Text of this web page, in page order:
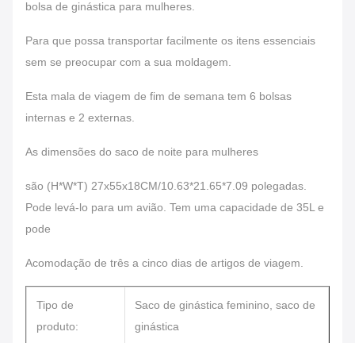
bolsa de ginástica para mulheres.
Para que possa transportar facilmente os itens essenciais
sem se preocupar com a sua moldagem.
Esta mala de viagem de fim de semana tem 6 bolsas
internas e 2 externas.
As dimensões do saco de noite para mulheres
são (H*W*T) 27x55x18CM/10.63*21.65*7.09 polegadas.
Pode levá-lo para um avião. Tem uma capacidade de 35L e
pode
Acomodação de três a cinco dias de artigos de viagem.
Tipo de
produto:
Saco de ginástica feminino, saco de
ginástica